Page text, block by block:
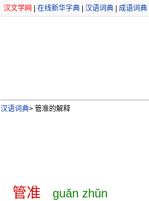
汉文学网 在线新华字典| 汉语词典| 成语词典|
汉语词典>管准的解释
管准 guǎn zhǔn